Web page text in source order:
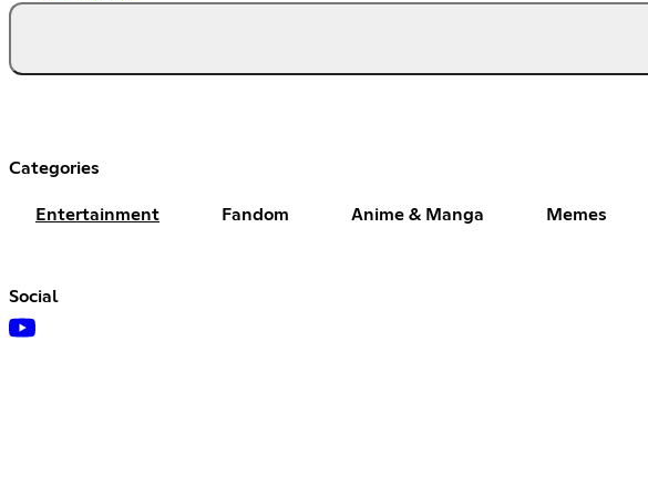
Categories
Entertainment Fandom Anime & Manga Memes
Social